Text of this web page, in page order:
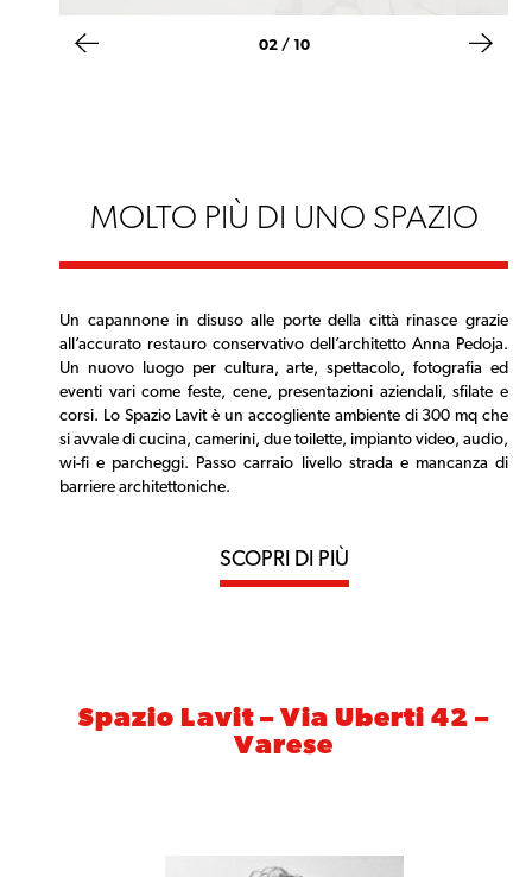
02 / 10
MOLTO PIÙ DI UNO SPAZIO
Un capannone in disuso alle porte della città rinasce grazie
all’accurato restauro conservativo dell’architetto Anna Pedoja.
Un nuovo luogo per cultura, arte, spettacolo, fotografia ed
eventi vari come feste, cene, presentazioni aziendali, sfilate e
corsi. Lo Spazio Lavit è un accogliente ambiente di 300 mq che
si avvale di cucina, camerini, due toilette, impianto video, audio,
wi-fi e parcheggi. Passo carraio livello strada e mancanza di
barriere architettoniche.
SCOPRI DI PIÙ
Spazio Lavit – Via Uberti 42 –
Varese